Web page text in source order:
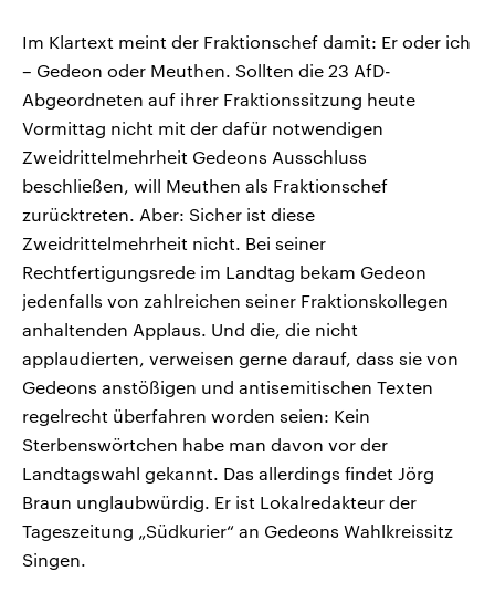
Im Klartext meint der Fraktionschef damit: Er oder ich
– Gedeon oder Meuthen. Sollten die 23 AfD-
Abgeordneten auf ihrer Fraktionssitzung heute
Vormittag nicht mit der dafür notwendigen
Zweidrittelmehrheit Gedeons Ausschluss
beschließen, will Meuthen als Fraktionschef
zurücktreten. Aber: Sicher ist diese
Zweidrittelmehrheit nicht. Bei seiner
Rechtfertigungsrede im Landtag bekam Gedeon
jedenfalls von zahlreichen seiner Fraktionskollegen
anhaltenden Applaus. Und die, die nicht
applaudierten, verweisen gerne darauf, dass sie von
Gedeons anstößigen und antisemitischen Texten
regelrecht überfahren worden seien: Kein
Sterbenswörtchen habe man davon vor der
Landtagswahl gekannt. Das allerdings findet Jörg
Braun unglaubwürdig. Er ist Lokalredakteur der
Tageszeitung „Südkurier“ an Gedeons Wahlkreissitz
Singen.